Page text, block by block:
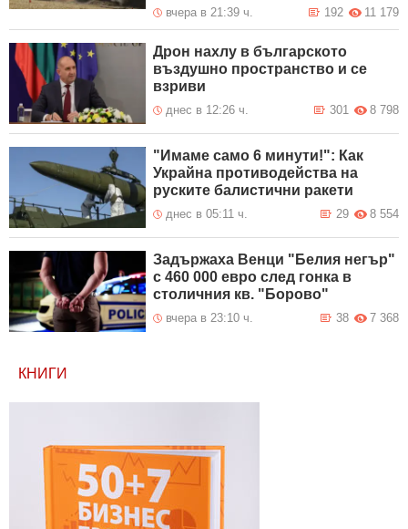
вчера в 21:39 ч. 11 179
192
Дрон нахлу в българското
въздушно пространство и се
взриви
днес в 12:26 ч. 8 798
301
"Имаме само 6 минути!": Как
Украйна противодейства на
руските балистични ракети
днес в 05:11 ч. 8 554
29
Задържаха Венци "Белия негър"
с 460 000 евро след гонка в
столичния кв. "Борово"
вчера в 23:10 ч. 7 368
38
КНИГИ